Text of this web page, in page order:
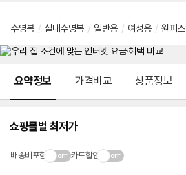
수영복 / 실내수영복 / 일반용 / 여성용 / 원피스
요약정보 가격비교 상품정보
쇼핑몰별 최저가
배송비포함 카드할인